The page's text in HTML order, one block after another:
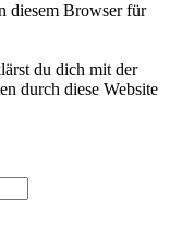
diesem Browser für
du dich mit der
durch diese Website